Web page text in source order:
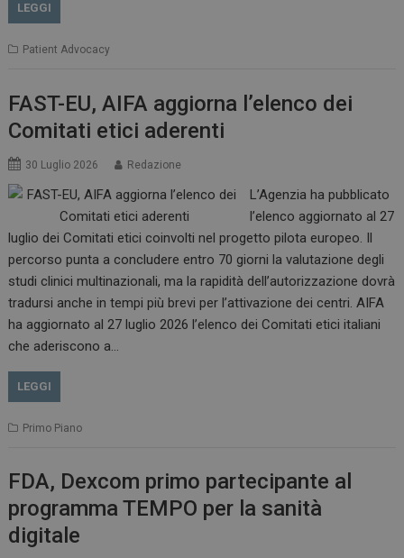
LEGGI
Patient Advocacy
FAST-EU, AIFA aggiorna l’elenco dei
Comitati etici aderenti
30 Luglio 2026 Redazione
L’Agenzia ha pubblicato
l’elenco aggiornato al 27
luglio dei Comitati etici coinvolti nel progetto pilota europeo. Il
percorso punta a concludere entro 70 giorni la valutazione degli
studi clinici multinazionali, ma la rapidità dell’autorizzazione dovrà
tradursi anche in tempi più brevi per l’attivazione dei centri. AIFA
ha aggiornato al 27 luglio 2026 l’elenco dei Comitati etici italiani
che aderiscono a…
LEGGI
Primo Piano
FDA, Dexcom primo partecipante al
programma TEMPO per la sanità
digitale
NOME FORNITORE / DOMINIO
__Secure-ROLLOUT_TOKEN
.youtube.com